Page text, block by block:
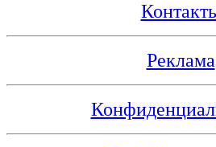
Реклама